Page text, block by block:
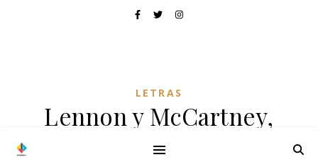
LETRAS
Lennon y McCartney,
1980, el año que el